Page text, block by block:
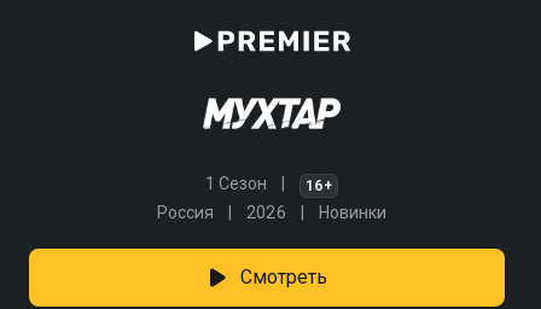
1 Сезон 16+
Россия 2026 Новинки
Смотреть